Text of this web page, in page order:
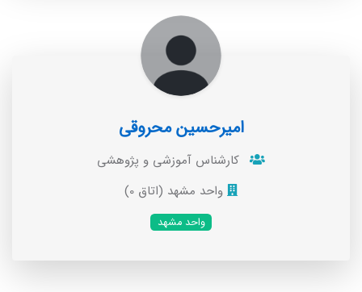
امیرحسین محروقی
کارشناس آموزشی و پژوهشی
واحد مشهد (اتاق 0)
واحد مشهد